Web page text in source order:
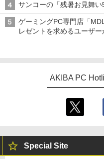
サンコーの「残暑お見舞
ゲーミングPC専門店「
レゼントを求めるユーザ
AKIBA PC
Special Site